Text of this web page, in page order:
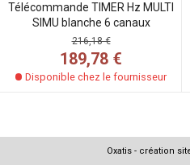
Télécommande TIMER Hz MULTI
SIMU blanche 6 canaux
216,18 €
189,78 €
Disponible chez le fournisseur
Oxatis - création